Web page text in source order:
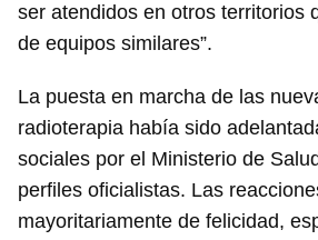
ser atendidos en otros territorios
de equipos similares”.
La puesta en marcha de las
radioterapia había sido
sociales por el Ministerio de
perfiles oficialistas. Las
mayoritariamente de felicidad,